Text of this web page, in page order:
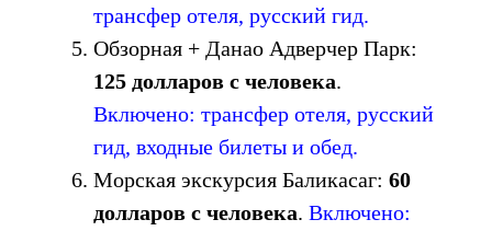
трансфер отеля, русский гид.
Обзорная + Данао Адверчер Парк:
125 долларов с человека.
Включено: трансфер отеля, русский
гид, входные билеты и обед.
Морская экскурсия Баликасаг: 60
долларов с человека. Включено: